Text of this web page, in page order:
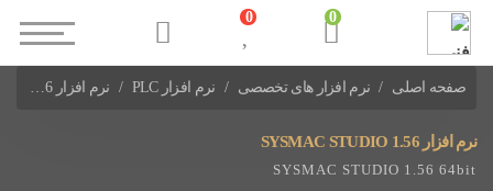
صفحه اصلی نرم افزار های تخصصی نرم افزار PLC
نرم افزارهای PLC OMRON
نرم افزار SYSMAC STUDIO 1.56
نرم افزار SYSMAC STUDIO 1.56
SYSMAC STUDIO 1.56 64bit
0
0